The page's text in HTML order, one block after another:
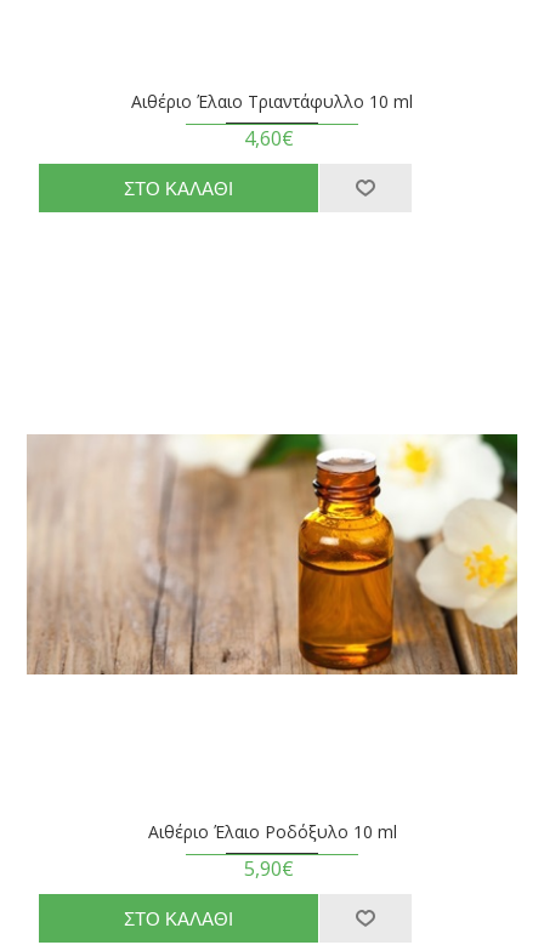
Αιθέριο Έλαιο Τριαντάφυλλο 10 ml
4,60€
Αιθέριο Έλαιο Ροδόξυλο 10 ml
5,90€